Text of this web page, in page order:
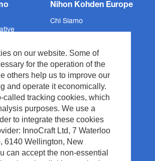
on our website. Some of
for the operation of the
others help us to improve our
and operate it economically.
called tracking cookies, which
purposes. We use a
to integrate these cookies
InnoCraft Ltd, 7 Waterloo
6140 Wellington, New
can accept the non-essential
Nihon Kohden Europe
Chi Siamo
Informazioni Legali
Legali & Conformità
Copyright
Politica del Sito
Gestione dei rifiuti